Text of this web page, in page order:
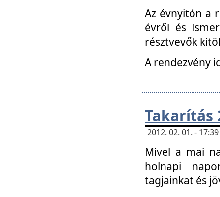
Az évnyitón a
évről és
résztvevők
A rendezvény
Takarítás
2012. 02. 01. -
Mivel a mai
holnapi
tagjainkat és